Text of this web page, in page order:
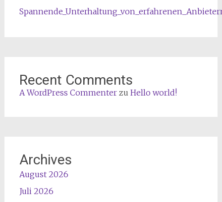
Recent Comments
A WordPress Commenterzu Hello world!
Archives
August 2026
Juli 2026